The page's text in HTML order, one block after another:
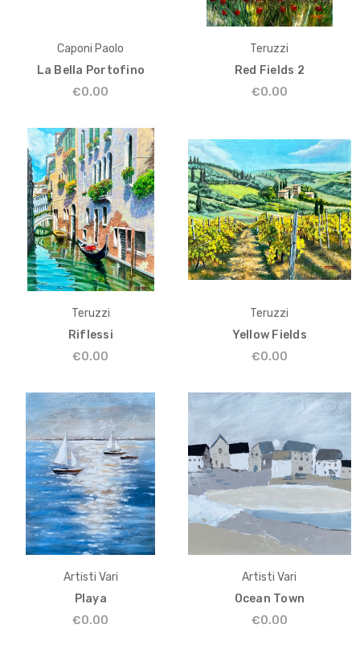
Caponi Paolo
La Bella Portofino
€0.00
Teruzzi
Red Fields 2
€0.00
Teruzzi
Riflessi
€0.00
Teruzzi
Yellow Fields
€0.00
Artisti Vari
Playa
€0.00
Artisti Vari
Ocean Town
€0.00